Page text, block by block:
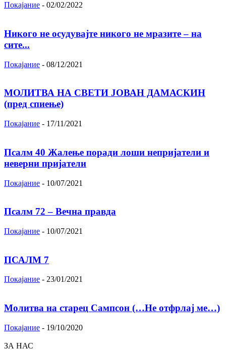
Покајание - 02/02/2022
Никого не осудувајте никого не мразите – на
сите...
Покајание - 08/12/2021
МОЛИТВА НА СВЕТИ ЈОВАН ДАМАСКИН
(пред спиење)
Покајание - 17/11/2021
Псалм 40 Жалење поради лоши непријатели и
неверни пријатели
Покајание - 10/07/2021
Псалм 72 – Вечна правда
Покајание - 10/07/2021
ПСАЛМ 7
Покајание - 23/01/2021
Молитва на старец Сампсон (…Не отфрлај ме…)
Покајание - 19/10/2020
ЗА НАС